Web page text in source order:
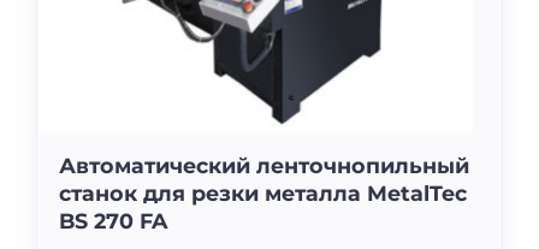
Автоматический ленточнопильный
станок для резки металла MetalTec
BS 270 FA